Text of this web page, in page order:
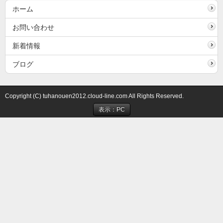
ホーム
お問い合わせ
新着情報
ブログ
Copyright (C) tuhanouen2012.cloud-line.com All Rights Reserved.
表示：PC